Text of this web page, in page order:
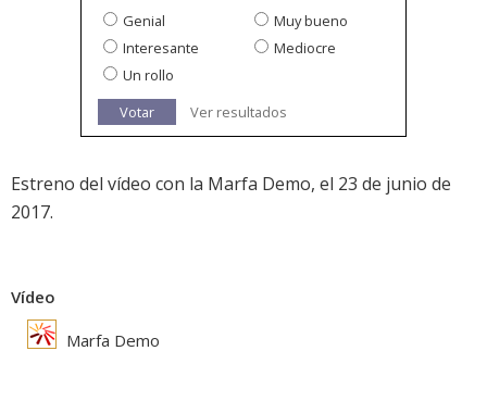
Genial
Muy bueno
Interesante
Mediocre
Un rollo
Votar
Ver resultados
Estreno del vídeo con la Marfa Demo, el 23 de junio de
2017.
Vídeo
Marfa Demo